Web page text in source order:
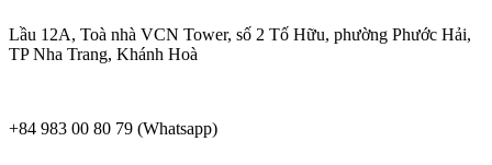
Lầu 12A, Toà nhà VCN Tower, số 2 Tố Hữu, phường Phước Hải,
TP Nha Trang, Khánh Hoà
+84 983 00 80 79 (Whatsapp)